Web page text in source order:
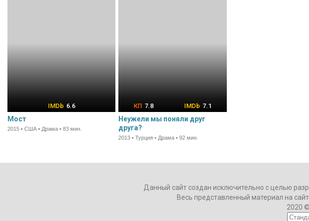
6.6
Мост
2015 • США • Драма • 83 мин.
7.8 7.1
Неужели мы поняли друг
друга?
2013 • Турция • Драма • 92 мин.
Данный сайт создан исключительно с целью
Весь представленный материал на
2020 ©